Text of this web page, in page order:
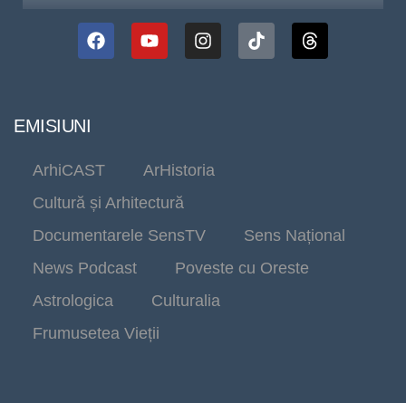
EMISIUNI
ArhiCAST
ArHistoria
Cultură și Arhitectură
Documentarele SensTV
Sens Național
News Podcast
Poveste cu Oreste
Astrologica
Culturalia
Frumusetea Vieții